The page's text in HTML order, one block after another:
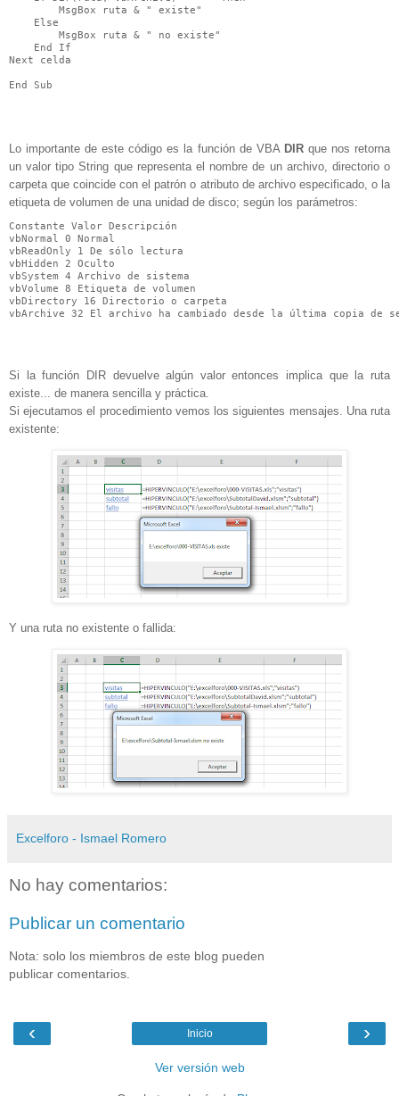
        MsgBox ruta & " existe"
    Else
        MsgBox ruta & " no existe"
    End If
Next celda
End Sub
Lo importante de este código es la función de VBA DIRque nos retorna
un valor tipo String que representa el nombre de un archivo, directorio o
carpeta que coincide con el patrón o atributo de archivo especificado, o la
etiqueta de volumen de una unidad de disco; según los parámetros:
Constante Valor Descripción
vbNormal 0 Normal
vbReadOnly 1 De sólo lectura
vbHidden 2 Oculto
vbSystem 4 Archivo de sistema
vbVolume 8 Etiqueta de volumen
vbDirectory 16 Directorio o carpeta
vbArchive 32 El archivo ha cambiado desde la última copia de
Si la función DIR devuelve algún valor entonces implica que la ruta
existe... de manera sencilla y práctica.
Si ejecutamos el procedimiento vemos los siguientes mensajes. Una ruta
existente:
Y una ruta no existente o fallida:
Excelforo - Ismael Romero
No hay comentarios:
Publicar un comentario
Nota: solo los miembros de este blog pueden
publicar comentarios.
‹ ›
Inicio
Ver versión web